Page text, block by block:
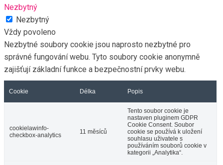
Nezbytný
Nezbytný
Vždy povoleno
Nezbytné soubory cookie jsou naprosto nezbytné pro
správné fungování webu. Tyto soubory cookie anonymně
zajišťují základní funkce a bezpečnostní prvky webu.
Cookie Délka Popis
cookielawinfo-
checkbox-analytics
11 měsíců
Tento soubor cookie je
nastaven pluginem GDPR
Cookie Consent. Soubor
cookie se používá k uložení
souhlasu uživatele s
používáním souborů cookie v
kategorii „Analytika“.